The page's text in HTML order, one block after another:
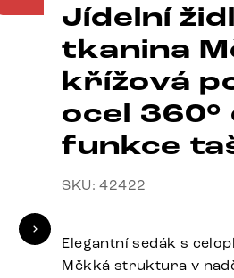
Jídelní
tkanina
křížová
ocel
funkce
SKU: 42422
Elegantní sedák s
Měkká struktura v